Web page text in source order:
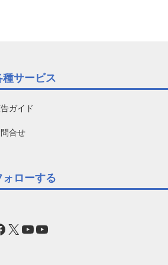
サービス
ガイド
合せ
ローする
X YouTube
YouTube